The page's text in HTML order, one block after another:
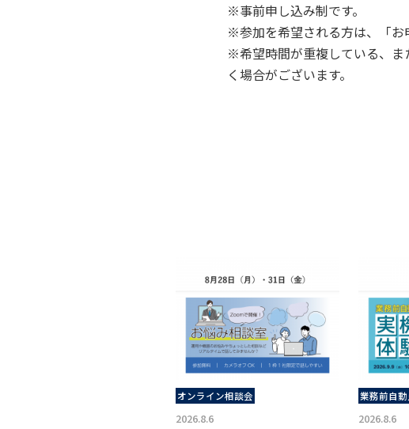
※事前申し込み制です。
※参加を希望される方は、「お
※希望時間が重複している、ま
く場合がございます。
オンライン相談会
2026.8.6
業務前自
2026.8.6